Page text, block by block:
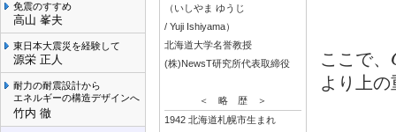
免震のすすめ
高山 峯夫
東日本大震災を経験して
源栄 正人
耐力の耐震設計から
エネルギーの構造デザインへ
竹内 徹
（いしやま ゆうじ
/ Yuji Ishiyama）
北海道大学名誉教授
(株)NewsT研究所代表取締役
＜ 略 歴 ＞
1942 北海道札幌市生まれ
ここで、
より上